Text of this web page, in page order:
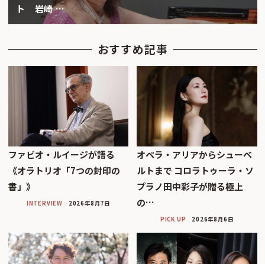
ト 岩崎 …
おすすめ記事
ファビオ・ルイージが語る
《オラトリオ「7つの封印の
書」》
INTERVIEW 2026年8月7日
オペラ・アリアからシューベ
ルトまで コロラトゥーラ・ソ
プラノ田中彩子が贈る極上
の…
PICK UP 2026年8月6日